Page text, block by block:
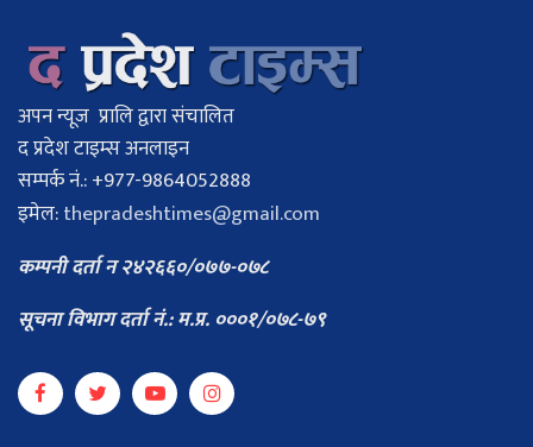
अपन न्यूज प्रालि द्वारा संचालित
द प्रदेश टाइम्स अनलाइन
सम्पर्क नं.: +977-9864052888
इमेल:thepradeshtimes@gmail.com
कम्पनी दर्ता न २४२६६०/०७७-०७८
सूचना विभाग दर्ता नं.: म.प्र. ०००१/०७८-७९